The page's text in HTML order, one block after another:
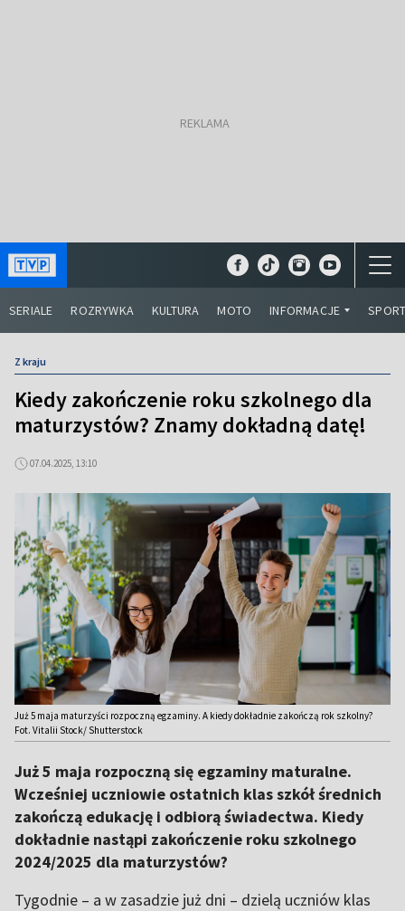
SERIALE ROZRYWKA KULTURA MOTO INFORMACJE
Z kraju
Kiedy zakończenie roku szkolnego dla
maturzystów? Znamy dokładną datę!
07.04.2025, 13:10
Już 5 maja maturzyści rozpoczną egzaminy. A kiedy dokładnie zakończą rok szkolny?
Fot. Vitalii Stock/ Shutterstock
Już 5 maja rozpoczną się egzaminy maturalne.
Wcześniej uczniowie ostatnich klas szkół średnich
zakończą edukację i odbiorą świadectwa. Kiedy
dokładnie nastąpi zakończenie roku szkolnego
2024/2025 dla maturzystów?
Tygodnie – a w zasadzie już dni – dzielą uczniów klas